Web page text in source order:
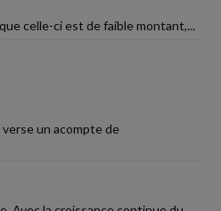
celle-ci est de faible montant,...
un acompte de